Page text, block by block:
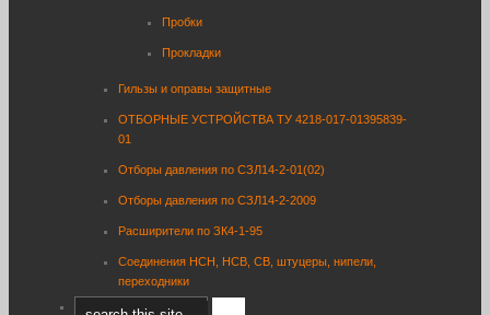
Пробки
Прокладки
Гильзы и оправы защитные
ОТБОРНЫЕ УСТРОЙСТВА ТУ 4218-017-01395839-
01
Отборы давления по СЗЛ14-2-01(02)
Отборы давления по СЗЛ14-2-2009
Расширители по ЗК4-1-95
Соединения НСН, НСВ, СВ, штуцеры, нипели,
переходники